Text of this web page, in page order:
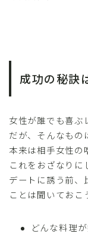
成功の秘訣
女性が誰でも喜ぶ
だが、そんなもの
本来は相手女性の
これをおざなりに
デートに誘う前、
ことは聞いておこ
どんな料理